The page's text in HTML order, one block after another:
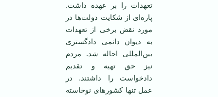
تعهدات را بر عهده داشت.
پاره‌ای از شکایت دولت‌ها در
مورد نقض برخی از تعهدات
به دیوان دائمی ‌دادگستری
بین‌المللی احاله شد. مردم
نیز حق تهیه و تقدیم
دادخواست را داشتند. در
عمل تنها کشورهای نوخاسته